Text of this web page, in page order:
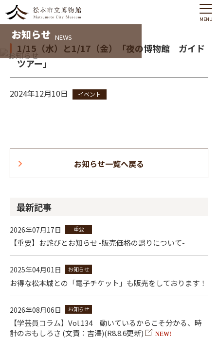
MENU
お知らせ NEWS
1/15（水）と1/17（金）「夜の博物館 ガイド
ツアー」
2024年12月10日 イベント
お知らせ一覧へ戻る
最新記事
2026年07月17日 重要
【重要】お詫びとお知らせ -販売価格の誤りについて-
2025年04月01日 お知らせ
お得な松本城との「電子チケット」も販売をしております！
2026年08月06日 お知らせ
【学芸員コラム】Vol.134 動いているからこそ分かる、時
計のおもしろさ (文責：吉澤)(R8.8.6更新)
NEW!